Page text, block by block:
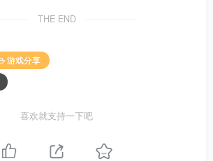
超感觉、肉体强化”
气和雷等能源来进行充电，电池用光的话
THE END
游戏分享
喜欢就支持一下吧